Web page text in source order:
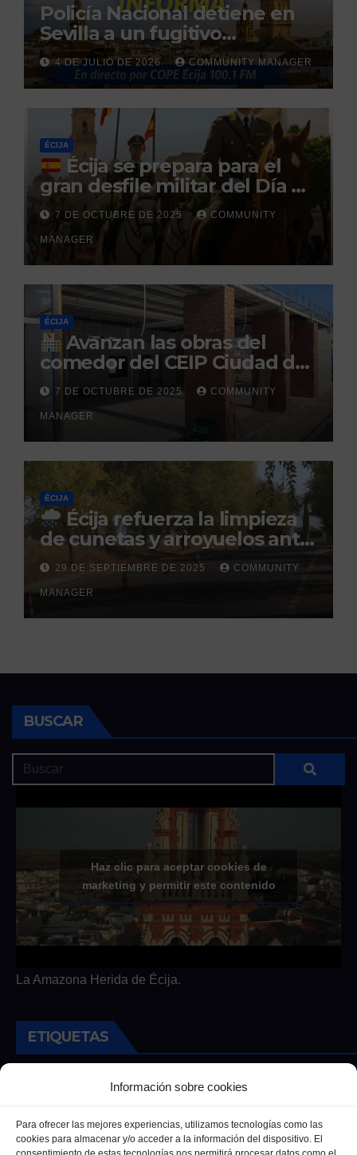
Información sobre cookies
Para ofrecer las mejores experiencias, utilizamos tecnologías como las
cookies para almacenar y/o acceder a la información del dispositivo. El
Policía Nacional detiene en
Sevilla a un fugitivo
reclamado por narcotráfico
tras no regresar a prisión
durante un permiso
penitenciario
4 DE JULIO DE 2026 COMMUNITY MANAGER
ÉCIJA
Écija se prepara para el
gran desfile militar del Día de
la Hispanidad organizado por
el Centro Militar de Cría
Caballar
7 DE OCTUBRE DE 2025 COMMUNITY
MANAGER
ÉCIJA
Avanzan las obras del
comedor del CEIP Ciudad del
Sol: su finalización está
prevista para finales de 2025
7 DE OCTUBRE DE 2025 COMMUNITY
MANAGER
ÉCIJA
Écija refuerza la limpieza
de cunetas y arroyuelos ante
la llegada de las lluvias
otoñales
29 DE SEPTIEMBRE DE 2025 COMMUNITY
MANAGER
BUSCAR
Haz clic para aceptar cookies de
marketing y permitir este contenido
La Amazona Herida de Écija.
ETIQUETAS
Andalucía Cultura Deportes